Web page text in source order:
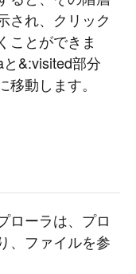
され、クリック
ことができま
&:visited部分
動します。
ローラは、プロ
、ファイルを参